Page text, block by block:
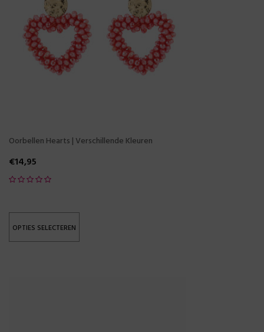
Oorbellen Hearts | Verschillende Kleuren
€14,95
OPTIES SELECTEREN